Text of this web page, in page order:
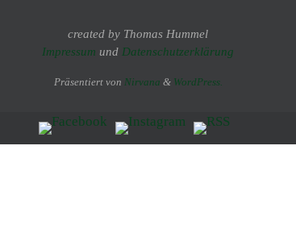
created by Thomas Hummel
Impressum und Datenschutzerklärung
Präsentiert von Nirvana & WordPress.